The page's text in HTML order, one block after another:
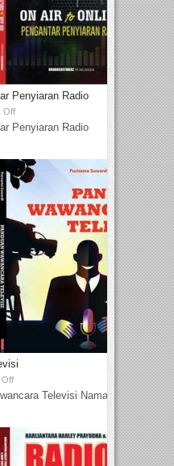
Penyiaran Radio
Off
Penyiaran Radio
Off
Televisi Nama